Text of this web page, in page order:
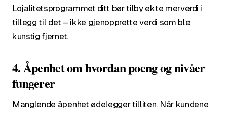
Lojalitetsprogrammet ditt bør tilby ekte merverdi i
tillegg til det – ikke gjenopprette verdi som ble
kunstig fjernet.
4. Åpenhet om hvordan poeng og nivåer
fungerer
Manglende åpenhet ødelegger tilliten. Når kundene